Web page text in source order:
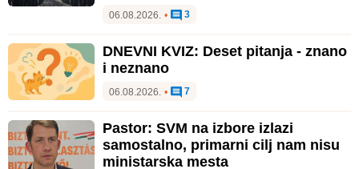
06.08.2026. • 3
DNEVNI KVIZ: Deset pitanja - znano
i neznano
06.08.2026. • 7
Pastor: SVM na izbore izlazi
samostalno, primarni cilj nam nisu
ministarska mesta